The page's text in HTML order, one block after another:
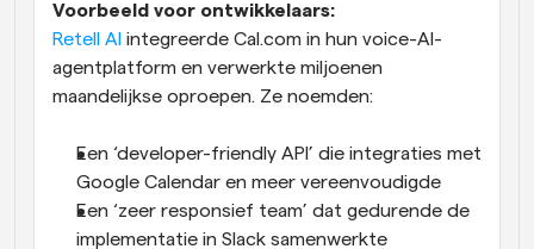
Voorbeeld voor ontwikkelaars:
Retell AI integreerde Cal.com in hun voice-AI-
agentplatform en verwerkte miljoenen
maandelijkse oproepen. Ze noemden:
Een ‘developer-friendly API’ die integraties met
Google Calendar en meer vereenvoudigde
Een ‘zeer responsief team’ dat gedurende de
implementatie in Slack samenwerkte